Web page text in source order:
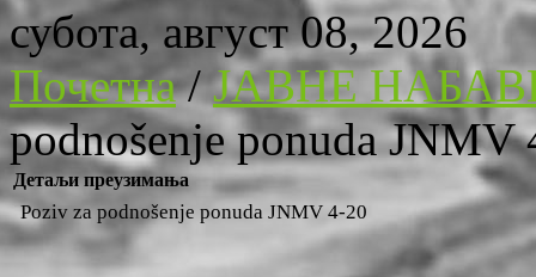
субота, август 08, 2026
Почетна/ЈАВНЕ
podnošenje ponuda JNMV
Детаљи преузимања
Poziv za podnošenje ponuda JNMV 4-20